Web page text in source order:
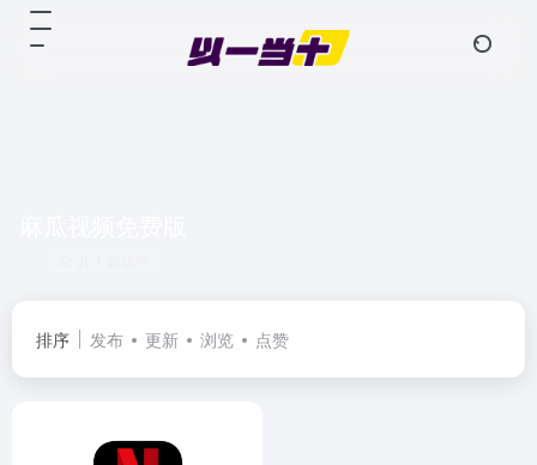
排序 发布 更新 浏览 点赞